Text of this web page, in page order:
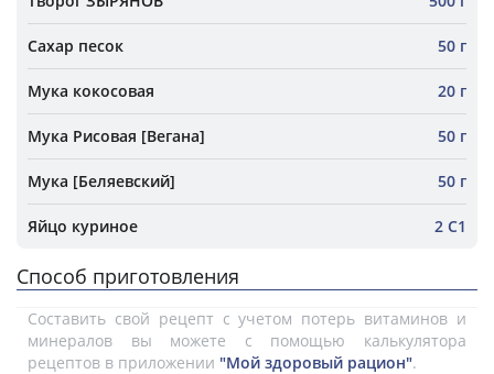
Сахар песок 50 г
Мука кокосовая 20 г
Мука Рисовая [Вегана] 50 г
Мука [Беляевский] 50 г
Яйцо куриное 2 С1
Способ приготовления
Составить свой рецепт с учетом потерь витаминов и
минералов вы можете с помощью калькулятора
рецептов в приложении "Мой здоровый рацион".